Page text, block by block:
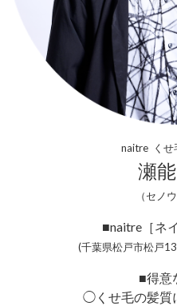
naitre くせ
瀬
（セノ
■naitre［ネ
(千葉県松戸市松戸
■得意
◯くせ毛の髪質